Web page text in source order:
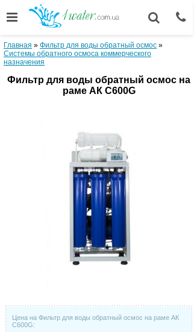
Главная » Фильтр для воды обратный осмос »
Системы обратного осмоса коммерческого
назначения
Фильтр для воды обратный осмос на
раме АК С600G
Цена на Фильтр для воды обратный осмос на раме АК
С600G: